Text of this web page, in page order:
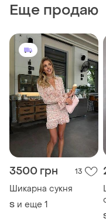
Еще продаю
3500 грн 13
Шикарна сукня
S и еще 1